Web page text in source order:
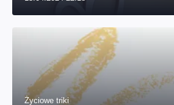
Życiowe triki